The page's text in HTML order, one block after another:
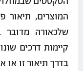
המוצרים, תיאור
שלכאורה מדובר
קיימות דרכים
בדרך תיאור זו או